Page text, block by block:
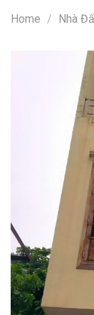
Home / Nhà